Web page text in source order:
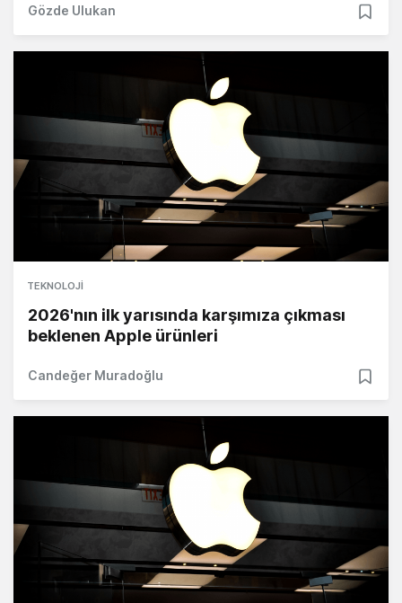
Gözde Ulukan
TEKNOLOJI
2026'nın ilk yarısında karşımıza çıkması
beklenen Apple ürünleri
Candeğer Muradoğlu